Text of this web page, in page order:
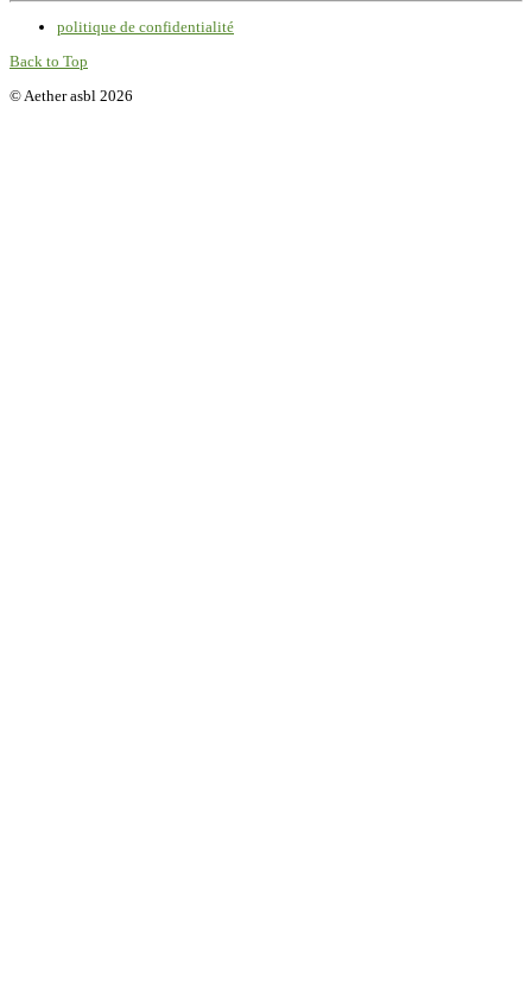
politique de confidentialité
Back to Top
© Aether asbl 2026